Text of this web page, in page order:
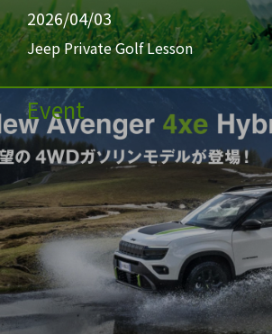
2026/04/03
Jeep Private Golf Lesson
Event